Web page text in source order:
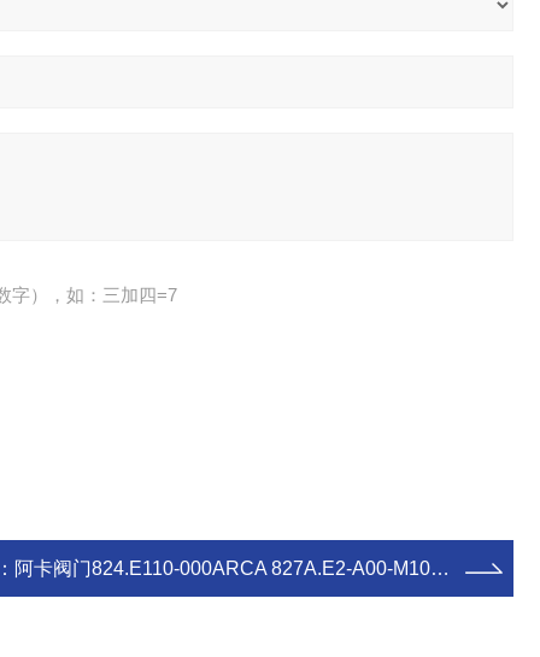
字），如：三加四=7
阿卡阀门824.E110-000ARCA 827A.E2-A00-M10-G定位器